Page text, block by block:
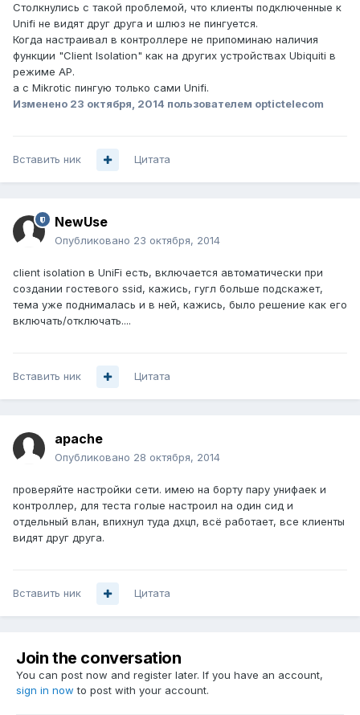
Столкнулись с такой проблемой, что клиенты подключенные к
Unifi не видят друг друга и шлюз не пингуется.
Когда настраивал в контроллере не припоминаю наличия
функции "Client Isolation" как на других устройствах Ubiquiti в
режиме AP.
а с Mikrotic пингую только сами Unifi.
Изменено 23 октября, 2014 пользователем optictelecom
Вставить ник Цитата
NewUse
Опубликовано 23 октября, 2014
client isolation в UniFi есть, включается автоматически при
создании гостевого ssid, кажись, гугл больше подскажет,
тема уже поднималась и в ней, кажись, было решение как его
включать/отключать....
Вставить ник Цитата
apache
Опубликовано 28 октября, 2014
проверяйте настройки сети. имею на борту пару унифаек и
контроллер, для теста голые настроил на один сид и
отдельный влан, впихнул туда дхцп, всё работает, все клиенты
видят друг друга.
Вставить ник Цитата
Join the conversation
You can post now and register later. If you have an account,
sign in now to post with your account.